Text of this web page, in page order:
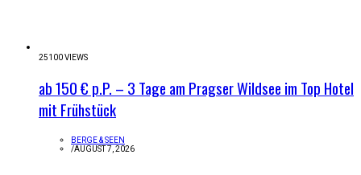
25100 VIEWS
ab 150 € p.P. – 3 Tage am Pragser Wildsee im Top Hotel
mit Frühstück
BERGE & SEEN
/AUGUST 7, 2026